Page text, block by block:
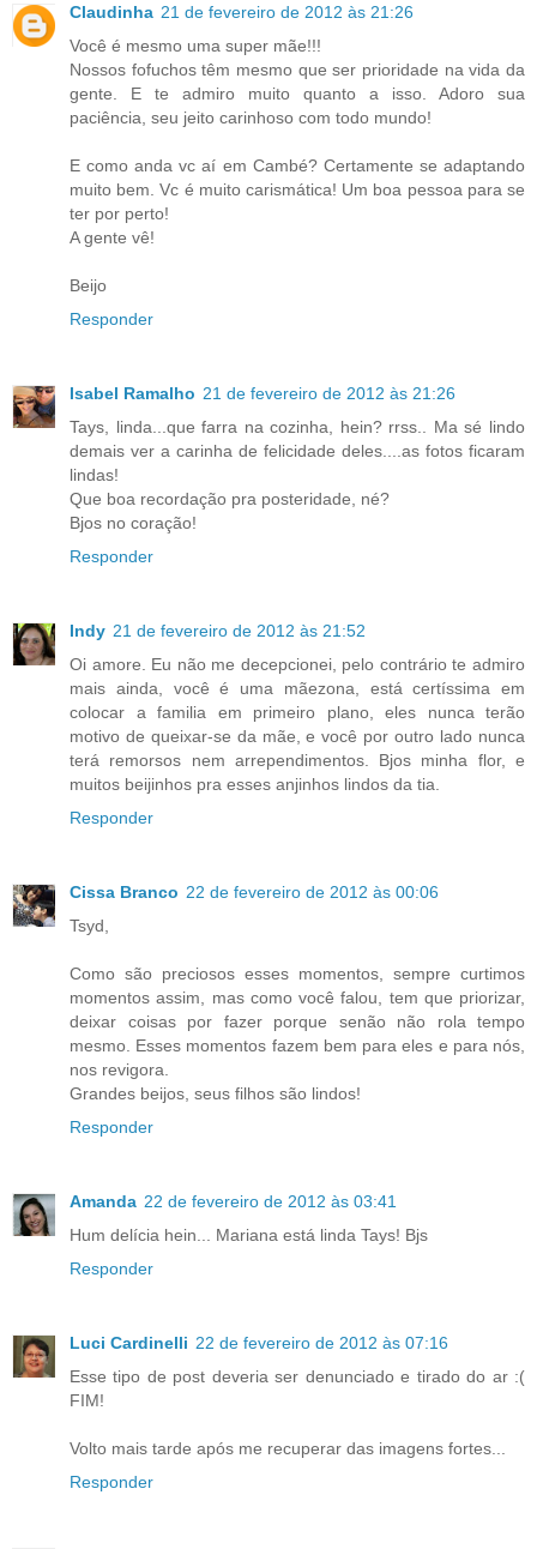
Claudinha 21 de fevereiro de 2012 às 21:26
Você é mesmo uma super mãe!!!
Nossos fofuchos têm mesmo que ser prioridade na vida da
gente. E te admiro muito quanto a isso. Adoro sua
paciência, seu jeito carinhoso com todo mundo!
E como anda vc aí em Cambé? Certamente se adaptando
muito bem. Vc é muito carismática! Um boa pessoa para se
ter por perto!
A gente vê!
Beijo
Responder
Isabel Ramalho 21 de fevereiro de 2012 às 21:26
Tays, linda...que farra na cozinha, hein? rrss.. Ma sé lindo
demais ver a carinha de felicidade deles....as fotos ficaram
lindas!
Que boa recordação pra posteridade, né?
Bjos no coração!
Responder
Indy 21 de fevereiro de 2012 às 21:52
Oi amore. Eu não me decepcionei, pelo contrário te admiro
mais ainda, você é uma mãezona, está certíssima em
colocar a familia em primeiro plano, eles nunca terão
motivo de queixar-se da mãe, e você por outro lado nunca
terá remorsos nem arrependimentos. Bjos minha flor, e
muitos beijinhos pra esses anjinhos lindos da tia.
Responder
Cissa Branco 22 de fevereiro de 2012 às 00:06
Tsyd,
Como são preciosos esses momentos, sempre curtimos
momentos assim, mas como você falou, tem que priorizar,
deixar coisas por fazer porque senão não rola tempo
mesmo. Esses momentos fazem bem para eles e para nós,
nos revigora.
Grandes beijos, seus filhos são lindos!
Responder
Amanda 22 de fevereiro de 2012 às 03:41
Hum delícia hein... Mariana está linda Tays! Bjs
Responder
Luci Cardinelli 22 de fevereiro de 2012 às 07:16
Esse tipo de post deveria ser denunciado e tirado do ar :(
FIM!
Volto mais tarde após me recuperar das imagens fortes...
Responder